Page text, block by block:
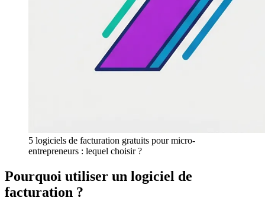
5 logiciels de facturation gratuits pour micro-
entrepreneurs : lequel choisir ?
Pourquoi utiliser un logiciel de
facturation ?